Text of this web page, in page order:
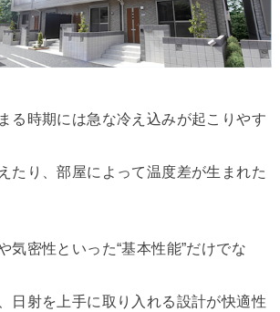
る時期には急な冷え込みが起こりやす
たり、部屋によって温度差が生まれた
密性といった“基本性能”だけでな
日射を上手に取り入れる設計が快適性